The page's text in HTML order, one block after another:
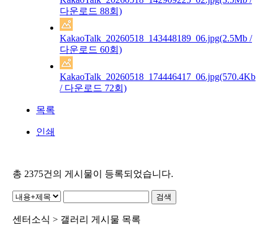
다운로드 88회)
KakaoTalk_20260518_143448189_06.jpg(2.5Mb /
다운로드 60회)
KakaoTalk_20260518_174446417_06.jpg(570.4Kb
/ 다운로드 72회)
목록
인쇄
총 2375건의 게시물이 등록되었습니다.
센터소식 > 갤러리 게시물 목록